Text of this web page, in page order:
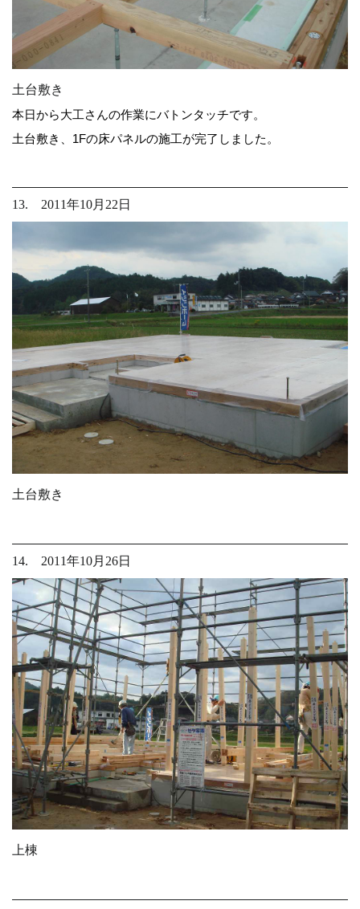
土台敷き
本日から大工さんの作業にバトンタッチです。
土台敷き、1Fの床パネルの施工が完了しました。
13. 2011年10月22日
土台敷き
14. 2011年10月26日
上棟